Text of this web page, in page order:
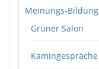
Meinungs-Bildung
Grüner Salon
Kamingespräche